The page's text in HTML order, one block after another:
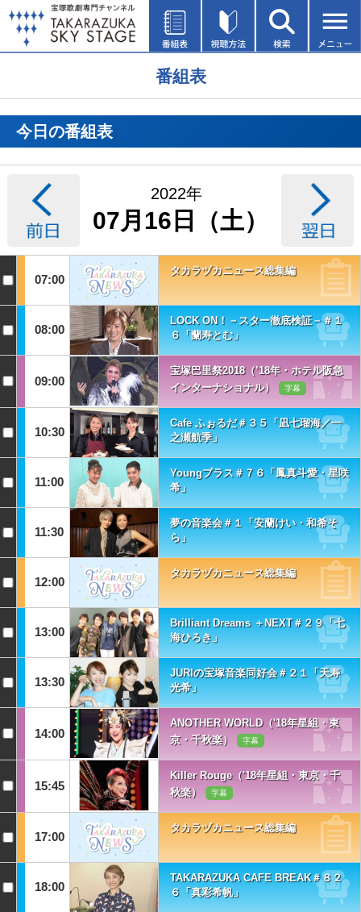
番組表
今日の番組表
2022年
07月16日（土）
07:00
タカラヅカニュース総集編
08:00
LOCK ON！－スター徹底検証－＃１
６「蘭寿とむ」
09:00
宝塚巴里祭2018（’18年・ホテル阪急
インターナショナル）
字幕
10:30
Cafe ふぉるだ＃３５「凪七瑠海／一
之瀬航季」
11:00
Youngプラス＃７６「鳳真斗愛・星咲
希」
11:30
夢の音楽会＃１「安蘭けい・和希そ
ら」
12:00
タカラヅカニュース総集編
13:00
Brilliant Dreams ＋NEXT＃２９「七
海ひろき」
13:30
JURIの宝塚音楽同好会＃２１「天寿
光希」
14:00
ANOTHER WORLD（'18年星組・東
京・千秋楽）
字幕
15:45
Killer Rouge（'18年星組・東京・千
秋楽）
字幕
17:00
タカラヅカニュース総集編
18:00
TAKARAZUKA CAFE BREAK＃８２
６「真彩希帆」